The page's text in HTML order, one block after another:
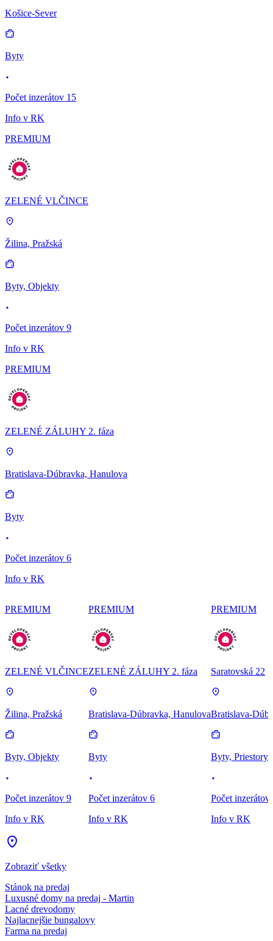
Košice-Sever
Byty
Počet inzerátov 15
Info v RK
PREMIUM
ZELENÉ VLČINCE
Žilina, Pražská
Byty, Objekty
Počet inzerátov 9
Info v RK
PREMIUM
ZELENÉ ZÁLUHY 2. fáza
Bratislava-Dúbravka, Hanulova
Byty
Počet inzerátov 6
Info v RK
PREMIUM
ZELENÉ VLČINCE
Žilina, Pražská
Byty, Objekty
Počet inzerátov 9
Info v RK
PREMIUM
ZELENÉ ZÁLUHY 2. fáza
Bratislava-Dúbravka, Hanulova
Byty
Počet inzerátov 6
Info v RK
PREMIUM
Saratovská 22
Bratislava-
Byty, Priestory
Počet inzerátov
Info v RK
Zobraziť všetky
Stánok na predaj
Luxusné domy na predaj - Martin
Lacné drevodomy
Najlacnejšie bungalovy
Farma na predaj